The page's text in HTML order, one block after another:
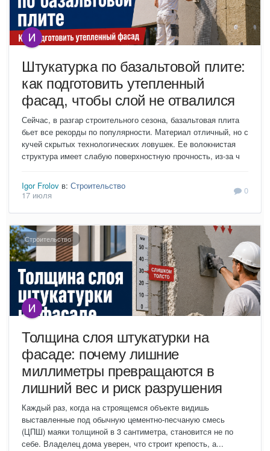
Штукатурка по базальтовой плите:
как подготовить утепленный
фасад, чтобы слой не отвалился
Сейчас, в разгар строительного сезона, базальтовая плита
бьет все рекорды по популярности. Материал отличный, но с
кучей скрытых технологических ловушек. Ее волокнистая
структура имеет слабую поверхностную прочность, из-за ч
Igor Frolov в: Строительство
17 июля
0
Строительство
Толщина слоя штукатурки на
фасаде: почему лишние
миллиметры превращаются в
лишний вес и риск разрушения
Каждый раз, когда на строящемся объекте видишь
выставленные под обычную цементно-песчаную смесь
(ЦПШ) маяки толщиной в 3 сантиметра, становится не по
себе. Владелец дома уверен, что строит крепость, а...